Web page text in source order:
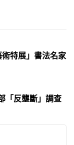
特展」書法名家
「反壟斷」調查